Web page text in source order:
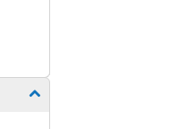
Mostrar/ocultar subpáginas